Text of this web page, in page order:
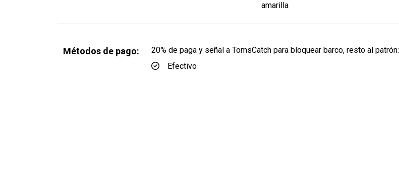
amarilla
Métodos de pago:
20% de paga y señal a TomsCatch para bloquear barco, resto al patrón:
Efectivo